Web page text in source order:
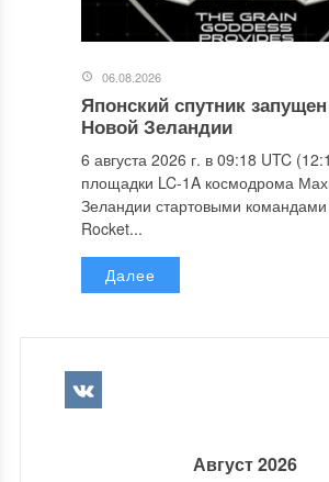
06.08.2026
Японский спутник
Новой Зеландии
6 августа 2026 г. в 09:18 UTC
площадки LC-1A космодрома
Зеландии стартовыми
Rocket...
Далее
Август 2026